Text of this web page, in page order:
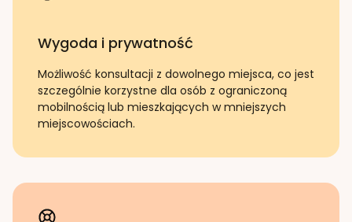
Wygoda i prywatność
Możliwość konsultacji z dowolnego miejsca, co jest
szczególnie korzystne dla osób z ograniczoną
mobilnością lub mieszkających w mniejszych
miejscowościach.